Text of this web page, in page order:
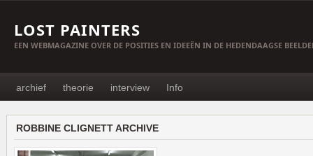
LOST PAINTERS
EEN WEBMAGAZINE OVER DE POSITIES EN IDEEËN IN DE HEDENDAAGSE
archief theorie interview Info
ROBBINE CLIGNETT ARCHIVE